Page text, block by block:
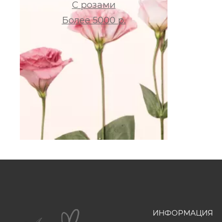
С розами
Более 5000 р.
ИНФОРМАЦИЯ